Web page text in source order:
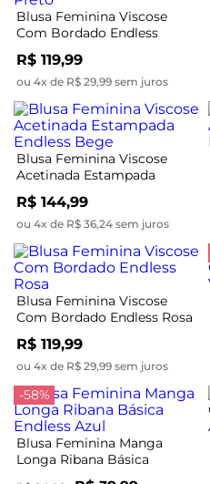
Blusa Feminina Viscose
Com Bordado Endless
Preto
R$ 119,99
ou 4x de R$ 29,99 sem juros
Blusa Feminina Viscose
Acetinada Estampada
Endless Bege
R$ 144,99
ou 4x de R$ 36,24 sem juros
Blusa Feminina Viscose
Com Bordado Endless Rosa
R$ 119,99
ou 4x de R$ 29,99 sem juros
-58%
Blusa Feminina Manga
Longa Ribana Básica
Endless Azul